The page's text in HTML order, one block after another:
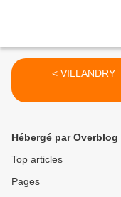
< VILLANDRY
Hébergé par Overblog
Top articles
Pages